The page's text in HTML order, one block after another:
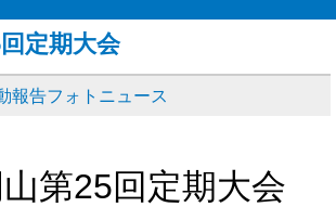
定期大会
報告フォトニュース
第25回定期大会